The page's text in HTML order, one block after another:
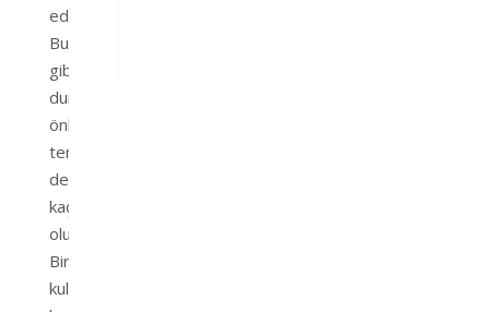
ediyor.
Bu
gibi
durumlarda
önbellek
temizliği
de
kaçınılmaz
oluyor.
Birçok
kullanıcı